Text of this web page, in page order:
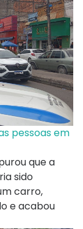
pessoas em
que a
sido
carro,
e acabou